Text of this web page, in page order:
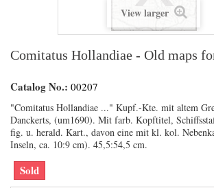
View larger
Comitatus Hollandiae - Old maps
Catalog No.: 00207
"Comitatus Hollandiae ..." Kupf.-Kte. mit altem
Danckerts, (um1690). Mit farb. Kopftitel,
fig. u. herald. Kart., davon eine mit kl. kol.
Inseln, ca. 10:9 cm). 45,5:54,5 cm.
Sold